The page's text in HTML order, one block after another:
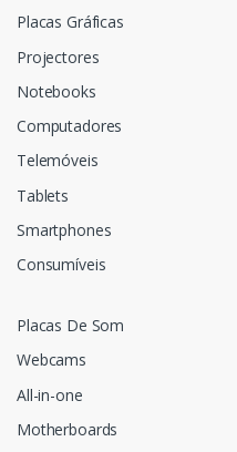
Placas Gráficas
Projectores
Notebooks
Computadores
Telemóveis
Tablets
Smartphones
Consumíveis
Placas De Som
Webcams
All-in-one
Motherboards